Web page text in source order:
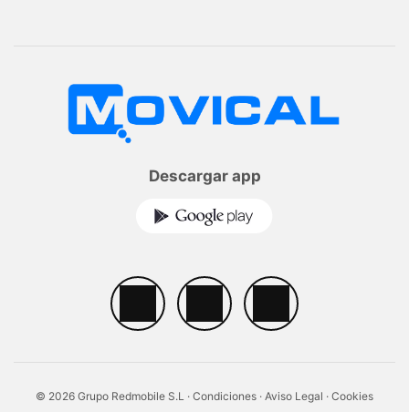
Descargar app
© 2026 Grupo Redmobile S.L · Condiciones · Aviso Legal · Cookies